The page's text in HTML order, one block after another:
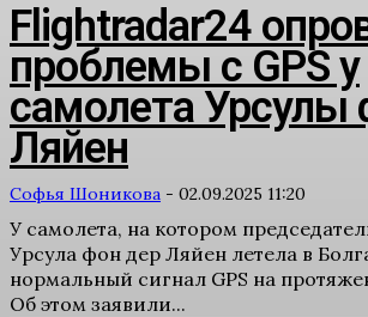
Flightradar24
проблемы с GPS у
самолета Урсулы
Ляйен
Софья Шоникова - 02.09.2025 11:20
У самолета, на котором
Урсула фон дер Ляйен летела в
нормальный сигнал GPS на
Об этом заявили...